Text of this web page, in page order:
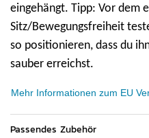
eingehängt. Tipp: Vor dem
Sitz/Bewegungsfreiheit
so positionieren, dass du
sauber erreichst.
Mehr Informationen zum EU
Passendes Zubehör